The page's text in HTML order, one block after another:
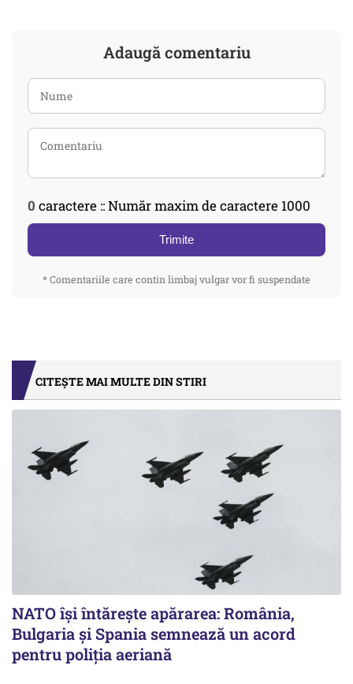
Adaugă comentariu
0 caractere :: Număr maxim de caractere 1000
Trimite
* Comentariile care contin limbaj vulgar vor fi suspendate
CITEȘTE MAI MULTE DIN STIRI
NATO își întărește apărarea: România,
Bulgaria și Spania semnează un acord
pentru poliția aeriană